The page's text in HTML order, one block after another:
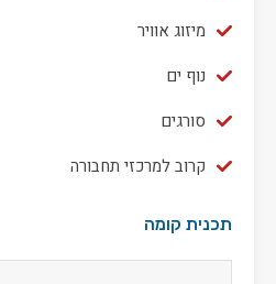
מיזוג אוויר
נוף ים
סורגים
קרוב למרכזי תחבורה
תכנית קומה